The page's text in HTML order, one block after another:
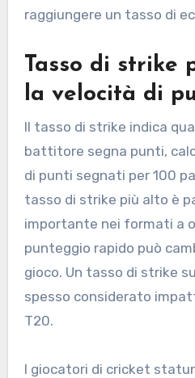
raggiungere un tasso di
Tasso di strike
la velocità di
Il tasso di strike indica
battitore segna punti,
di punti segnati per 100
tasso di strike più alto è
importante nei formati a
punteggio rapido può
gioco. Un tasso di strike
spesso considerato
T20.
I giocatori di cricket